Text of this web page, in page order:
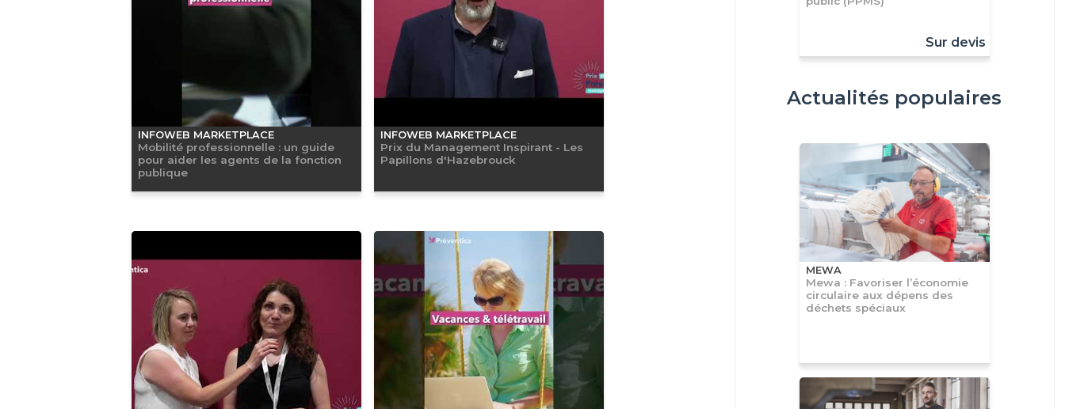
INFOWEB MARKETPLACE
Mobilité professionnelle : un guide
pour aider les agents de la fonction
publique
INFOWEB MARKETPLACE
Prix du Management Inspirant - Les
Papillons d'Hazebrouck
Sur devis
Actualités populaires
MEWA
Mewa : Favoriser l’économie
circulaire aux dépens des
déchets spéciaux